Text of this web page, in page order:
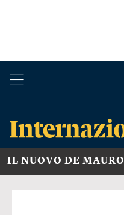
IL NUOVO DE MAURO